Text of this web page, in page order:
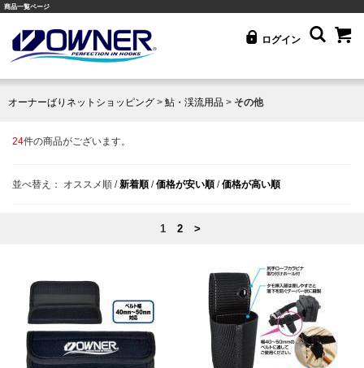
商品一覧ページ
ログイン
オーナーばりネットショッピング > 鮎・渓流用品 > その他
24件の商品がございます。
並べ替え： オススメ順 /新着順 /価格が安い順 /価格が高い順
1 2 >